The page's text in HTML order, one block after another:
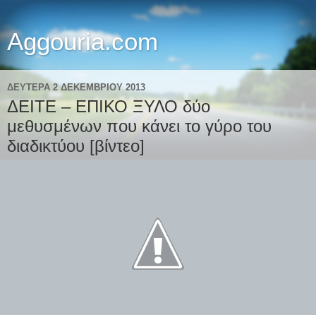
Aggouria.com
ΔΕΥΤΈΡΑ 2 ΔΕΚΕΜΒΡΊΟΥ 2013
ΔΕΙΤΕ – ΕΠΙΚΟ ΞΥΛΟ δύο
μεθυσμένων που κάνει το γύρο του
διαδικτύου [βίντεο]